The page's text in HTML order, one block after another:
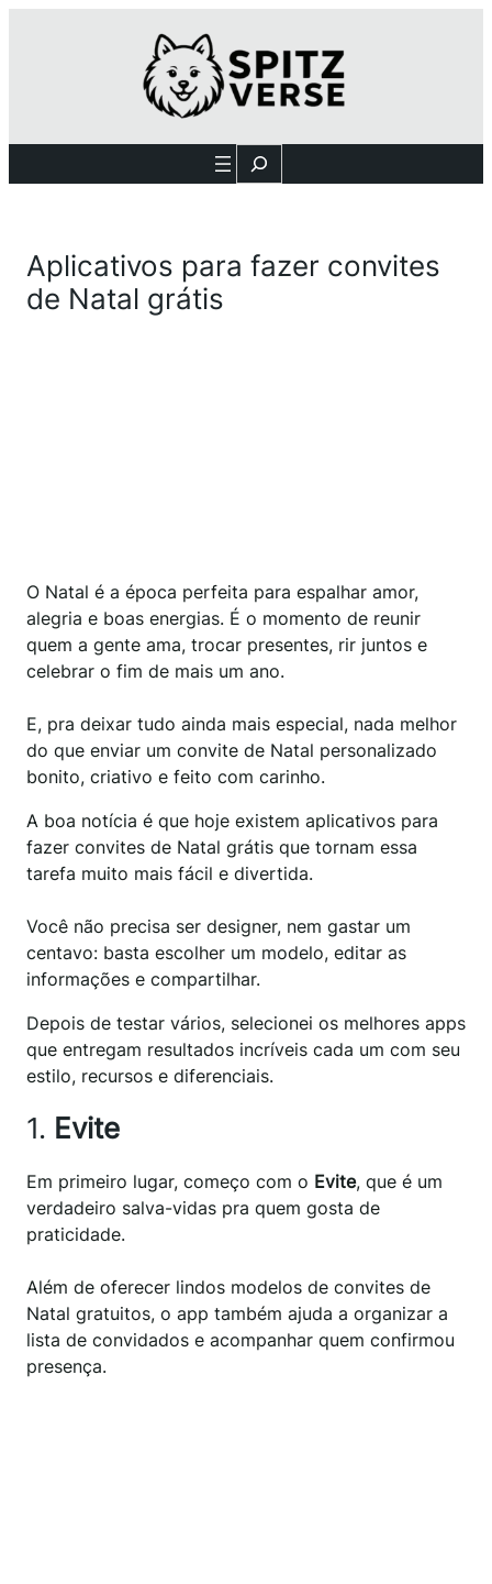
Search
Aplicativos para fazer convites
de Natal grátis
O Natal é a época perfeita para espalhar amor,
alegria e boas energias. É o momento de reunir
quem a gente ama, trocar presentes, rir juntos e
celebrar o fim de mais um ano.
E, pra deixar tudo ainda mais especial, nada melhor
do que enviar um convite de Natal personalizado
bonito, criativo e feito com carinho.
A boa notícia é que hoje existem aplicativos para
fazer convites de Natal grátis que tornam essa
tarefa muito mais fácil e divertida.
Você não precisa ser designer, nem gastar um
centavo: basta escolher um modelo, editar as
informações e compartilhar.
Depois de testar vários, selecionei os melhores apps
que entregam resultados incríveis cada um com seu
estilo, recursos e diferenciais.
1. Evite
Em primeiro lugar, começo com o Evite, que é um
verdadeiro salva-vidas pra quem gosta de
praticidade.
Além de oferecer lindos modelos de convites de
Natal gratuitos, o app também ajuda a organizar a
lista de convidados e acompanhar quem confirmou
presença.